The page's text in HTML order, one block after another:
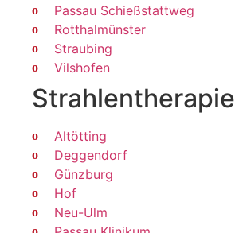
Passau Schießstattweg
Rotthalmünster
Straubing
Vilshofen
Strahlen­therapie
Altötting
Deggendorf
Günzburg
Hof
Neu-Ulm